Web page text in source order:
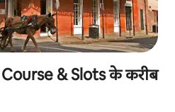
& Slots के करीब